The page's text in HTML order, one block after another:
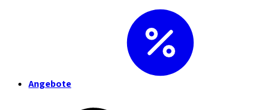
Angebote